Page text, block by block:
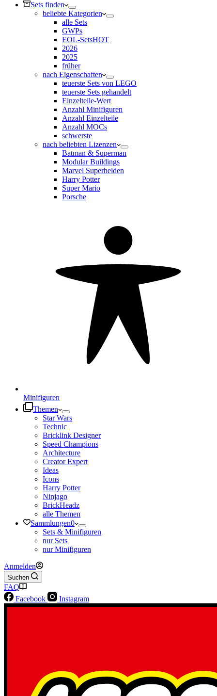
Sets finden
beliebte Kategorien
alle Sets
GWPs
EOL-SetsHOT
2026
2025
früher
nach Eigenschaften
teuerste Sets von LEGO
teuerste Sets gehandelt
Einzelteile-Wert
Anzahl Minifiguren
Anzahl Einzelteile
Anzahl MOCs
schwerste
nach beliebten Lizenzen
Batman & Superman
Modular Buildings
Marvel Superhelden
Harry Potter
Super Mario
Porsche
Minifiguren
Themen
Star Wars
Technic
Bricklink Designer
Speed Champions
Architecture
Creator Expert
Ideas
Icons
Harry Potter
Ninjago
BrickHeadz
alle Themen
Sammlungen0
Sets & Minifiguren
nur Sets
nur Minifiguren
Anmelden
Suchen
FAQ
Facebook
Instagram